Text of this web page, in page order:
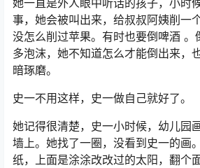
她一直是外人眼中听话的孩子，小时
事，她会被叫出来，给叔叔阿姨削一
没怎么削过苹果。有时也要倒啤酒 。
多泡沫，她不知道怎么才能倒出来，
暗琢磨。
史一不用这样，史一做自己就好了。
她记得很清楚，史一小时候，幼儿园
墙上。她找了一圈，没看到史一的画
纸，上面是涂涂改改过的太阳，翻个